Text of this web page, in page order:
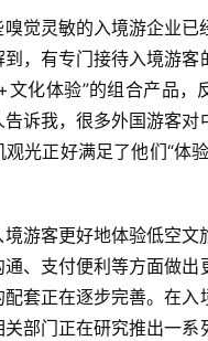
注册
觉灵敏的入境游企业已
，有专门接待入境游客
化体验”的组合产品，
诉我，很多外国游客对
光正好满足了他们“体
境游客更好地体验低空文
、支付便利等方面做出
套正在逐步完善。在入
部门正在研究推出一系